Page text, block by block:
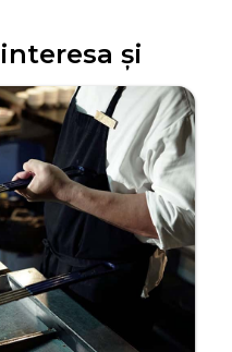
și